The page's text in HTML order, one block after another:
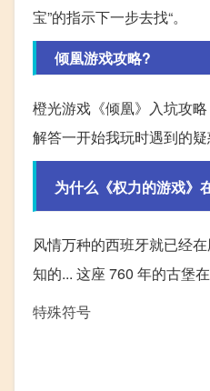
宝”的指示下一步去找“。
倾凰游戏攻略?
橙光游戏《倾凰》入坑攻
解答一开始我玩时遇到的疑
为什么《权力的游戏》
风情万种的西班牙就已经
知的... 这座 760 年的古堡在
特殊符号